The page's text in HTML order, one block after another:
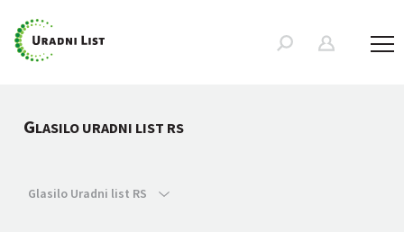
GLASILO URADNI LIST RS
Glasilo Uradni list RS